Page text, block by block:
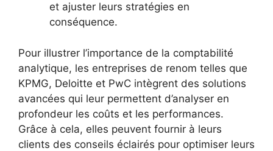
et ajuster leurs stratégies en
conséquence.
Pour illustrer l’importance de la comptabilité
analytique, les entreprises de renom telles que
KPMG, Deloitte et PwC intègrent des solutions
avancées qui leur permettent d’analyser en
profondeur les coûts et les performances.
Grâce à cela, elles peuvent fournir à leurs
clients des conseils éclairés pour optimiser leurs